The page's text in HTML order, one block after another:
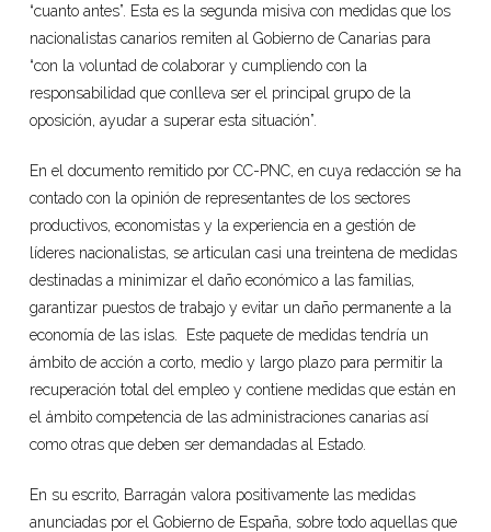
“cuanto antes”. Esta es la segunda misiva con medidas que los
nacionalistas canarios remiten al Gobierno de Canarias para
“con la voluntad de colaborar y cumpliendo con la
responsabilidad que conlleva ser el principal grupo de la
oposición, ayudar a superar esta situación”.
En el documento remitido por CC-PNC, en cuya redacción se ha
contado con la opinión de representantes de los sectores
productivos, economistas y la experiencia en a gestión de
líderes nacionalistas, se articulan casi una treintena de medidas
destinadas a minimizar el daño económico a las familias,
garantizar puestos de trabajo y evitar un daño permanente a la
economía de las islas. Este paquete de medidas tendría un
ámbito de acción a corto, medio y largo plazo para permitir la
recuperación total del empleo y contiene medidas que están en
el ámbito competencia de las administraciones canarias así
como otras que deben ser demandadas al Estado.
En su escrito, Barragán valora positivamente las medidas
anunciadas por el Gobierno de España, sobre todo aquellas que